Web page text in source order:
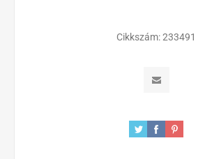
Cikkszám:233491